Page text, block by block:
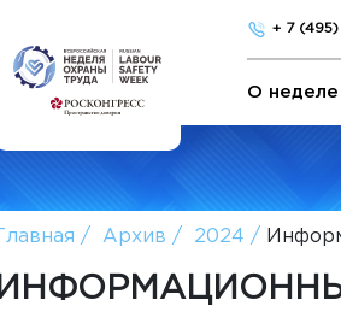
+ 7
О неделе
Главная Архив 2024